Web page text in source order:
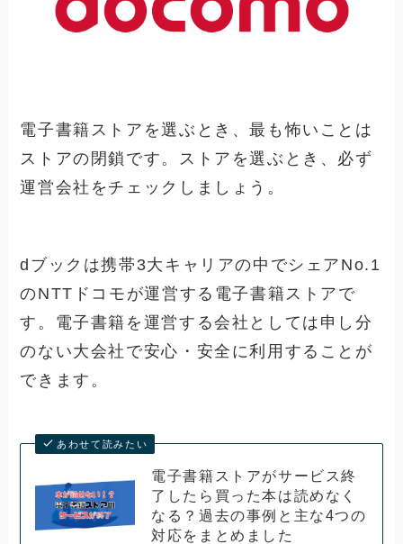
電子書籍ストアを選ぶとき、最も怖いことは
ストアの閉鎖です。ストアを選ぶとき、必ず
運営会社をチェックしましょう。
dブックは携帯3大キャリアの中でシェアNo.1
のNTTドコモが運営する電子書籍ストアで
す。電子書籍を運営する会社としては申し分
のない大会社で安心・安全に利用することが
できます。
あわせて読みたい
電子書籍ストアがサービス終
了したら買った本は読めなく
なる？過去の事例と主な4つの
対応をまとめました